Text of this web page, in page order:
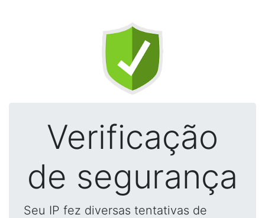
Verificação
de segurança
Seu IP fez diversas tentativas de